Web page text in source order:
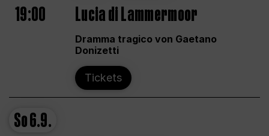
19:00 Lucia di Lammermoor
Dramma tragico von Gaetano
Donizetti
Tickets
So6.9.